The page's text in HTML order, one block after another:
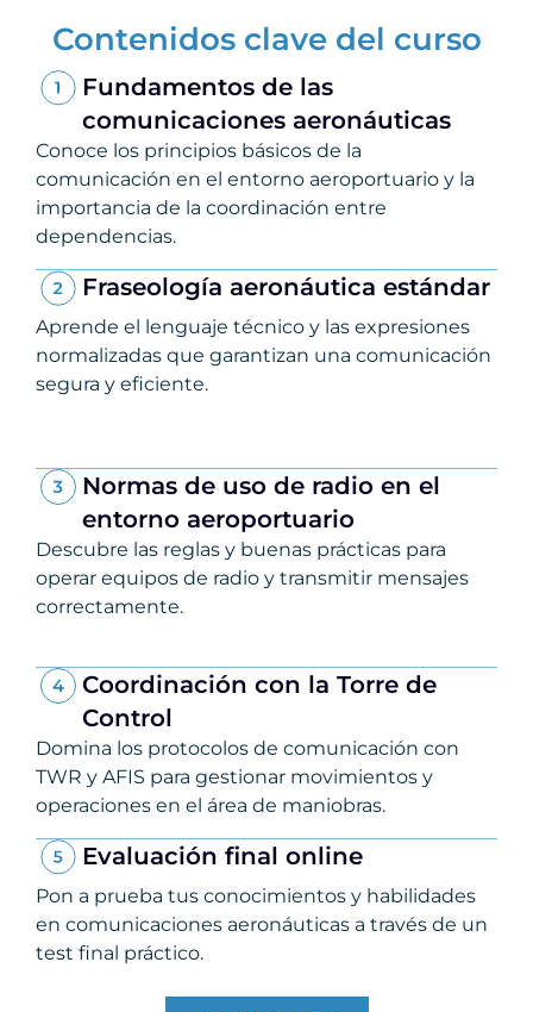
Contenidos clave del curso
Fundamentos de las
comunicaciones aeronáuticas
Conoce los principios básicos de la
comunicación en el entorno aeroportuario y la
importancia de la coordinación entre
dependencias.
Fraseología aeronáutica estándar
Aprende el lenguaje técnico y las expresiones
normalizadas que garantizan una comunicación
segura y eficiente.
Normas de uso de radio en el
entorno aeroportuario
Descubre las reglas y buenas prácticas para
operar equipos de radio y transmitir mensajes
correctamente.
Coordinación con la Torre de
Control
Domina los protocolos de comunicación con
TWR y AFIS para gestionar movimientos y
operaciones en el área de maniobras.
Evaluación final online
Pon a prueba tus conocimientos y habilidades
en comunicaciones aeronáuticas a través de un
test final práctico.